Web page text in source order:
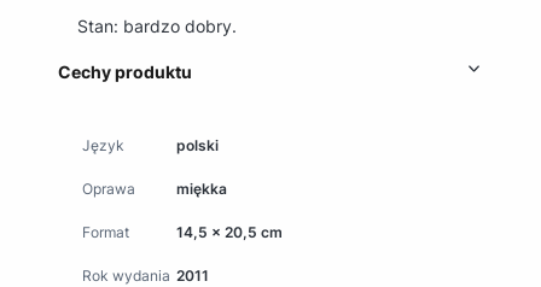
Stan: bardzo dobry.
Cechy produktu
Język polski
Oprawa miękka
Format 14,5 x 20,5 cm
Rok wydania 2011